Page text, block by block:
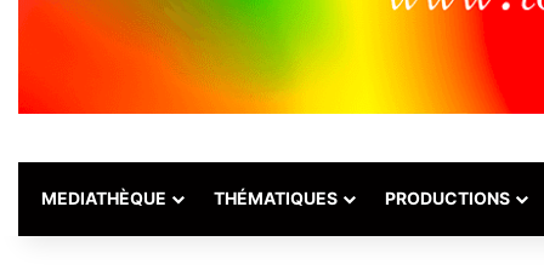
MEDIATHÈQUE THÉMATIQUES PRODUCTIONS